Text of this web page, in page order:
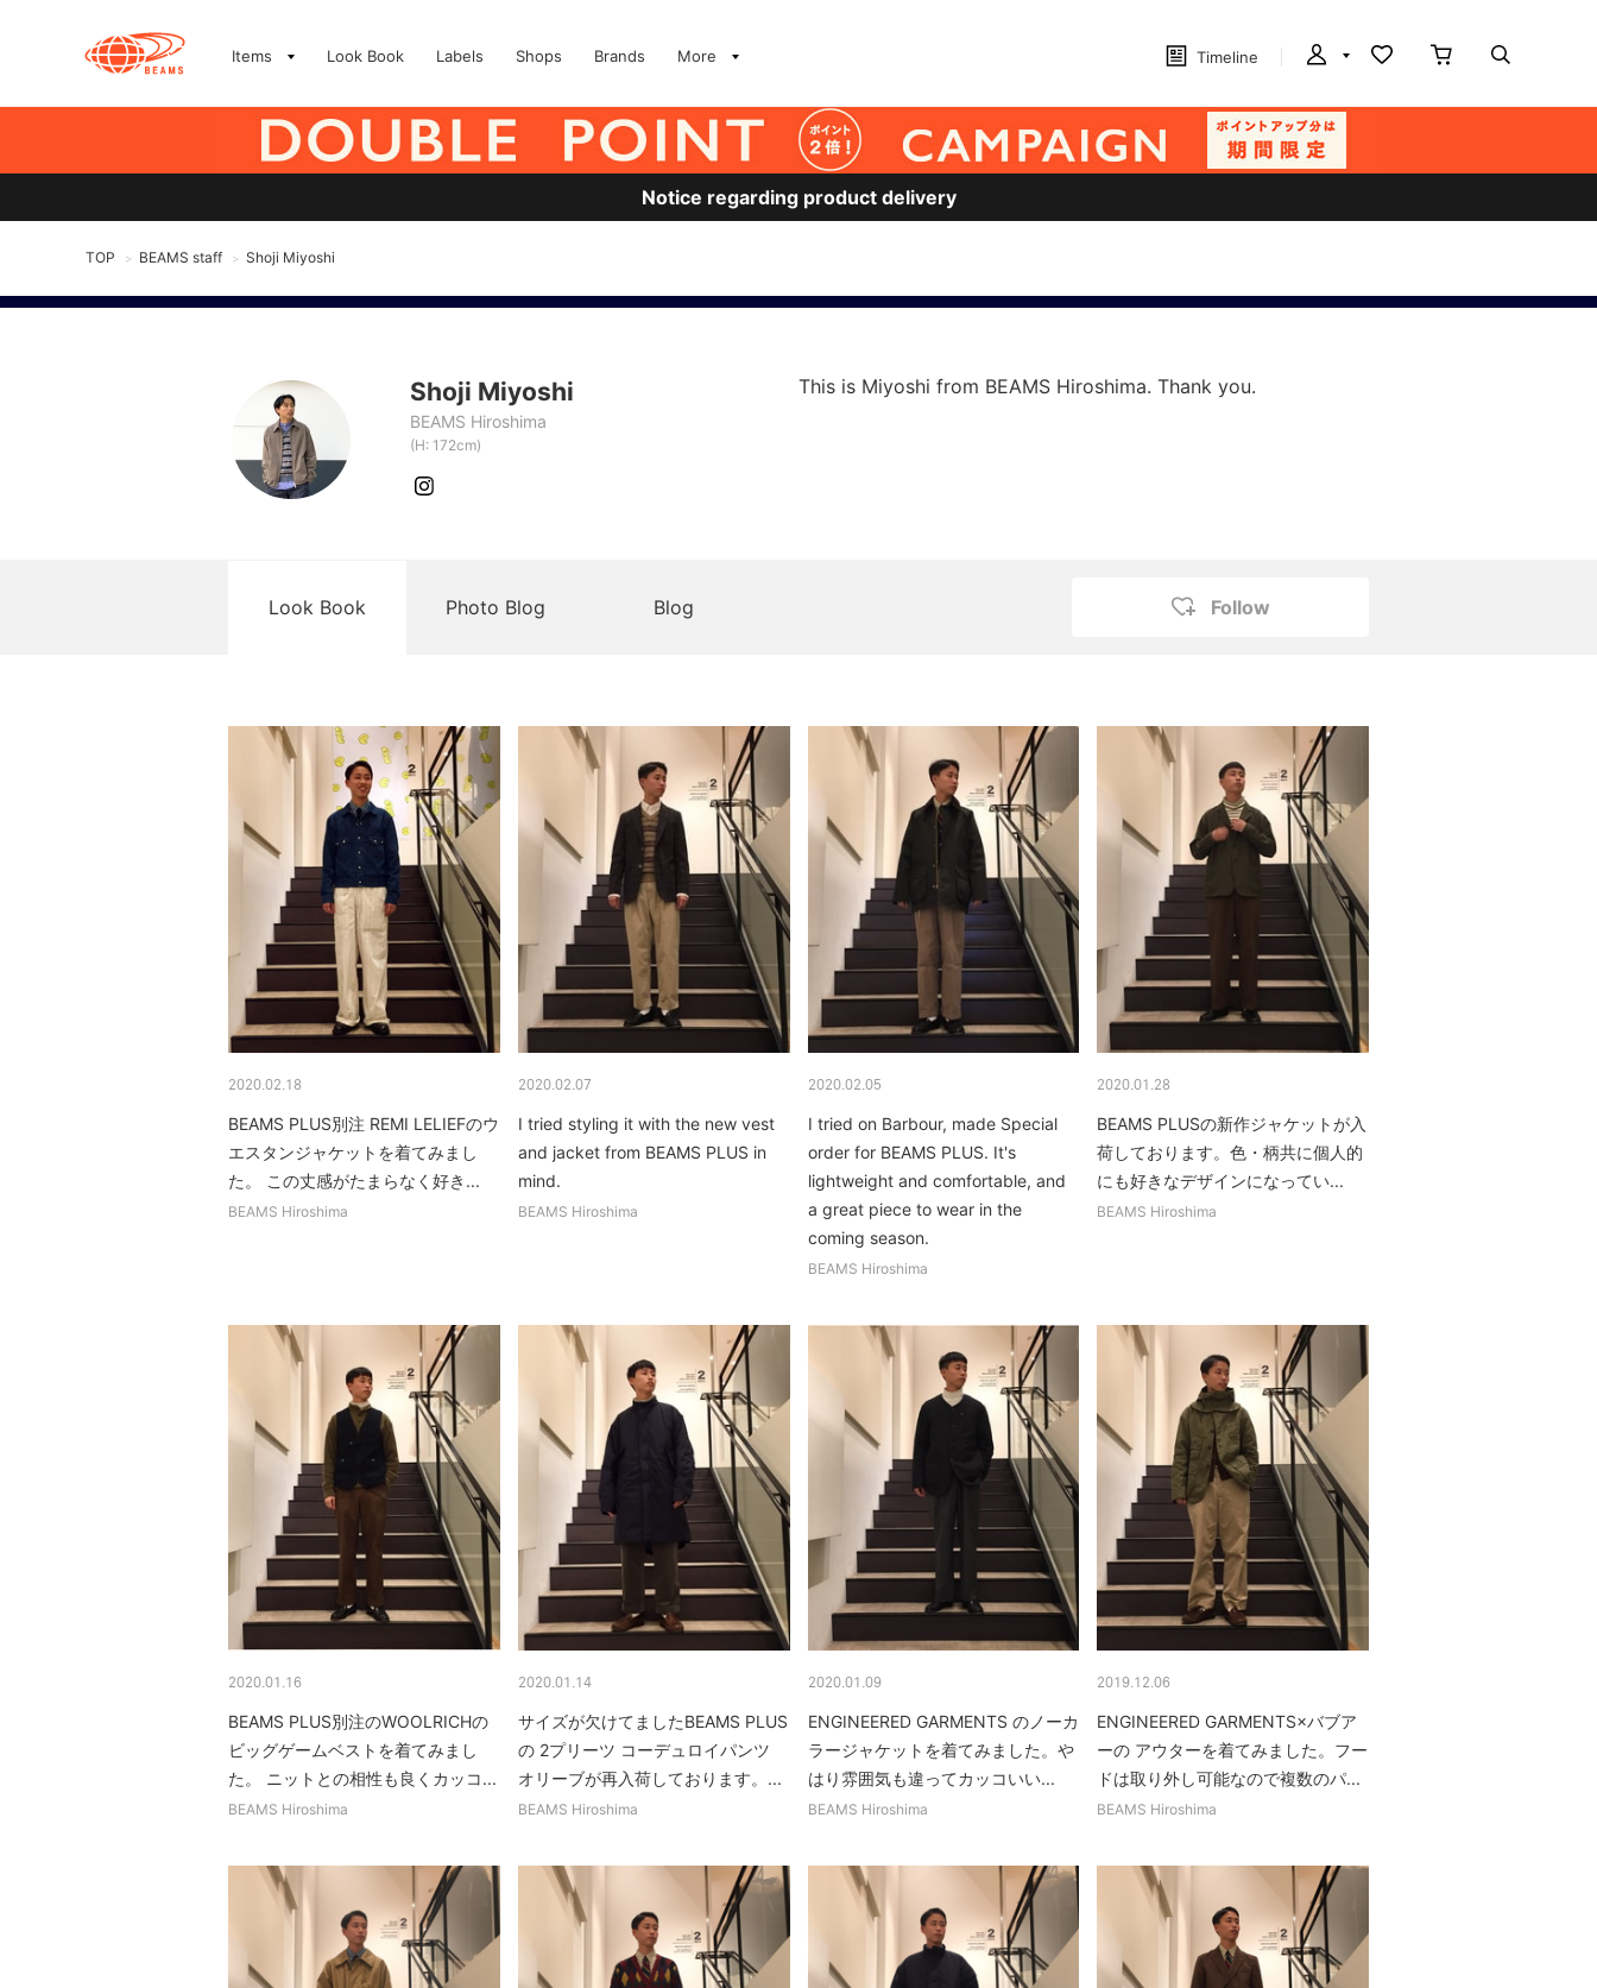
Items Look Book Labels Shops Brands More Timeline
Notice regarding product delivery
TOP > BEAMS staff > Shoji Miyoshi
Shoji Miyoshi
BEAMS Hiroshima
(H: 172cm)
This is Miyoshi from BEAMS Hiroshima. Thank you.
Look Book Photo Blog Blog Follow
2020.02.18
BEAMS PLUS別注 REMI LELIEFのウ
エスタンジャケットを着てみまし
た。 この丈感がたまらなく好き...
BEAMS Hiroshima
2020.02.07
I tried styling it with the new vest
and jacket from BEAMS PLUS in
mind.
BEAMS Hiroshima
2020.02.05
I tried on Barbour, made Special
order for BEAMS PLUS. It's
lightweight and comfortable, and
a great piece to wear in the
coming season.
BEAMS Hiroshima
2020.01.28
BEAMS PLUSの新作ジャケットが入
荷しております。色・柄共に個人的
にも好きなデザインになってい...
BEAMS Hiroshima
2020.01.16
BEAMS PLUS別注のWOOLRICHの
ビッグゲームベストを着てみまし
た。 ニットとの相性も良くカッコ...
BEAMS Hiroshima
2020.01.14
サイズが欠けてましたBEAMS PLUS
の 2プリーツ コーデュロイパンツ
オリーブが再入荷しております。...
BEAMS Hiroshima
2020.01.09
ENGINEERED GARMENTS のノーカ
ラージャケットを着てみました。や
はり雰囲気も違ってカッコいい...
BEAMS Hiroshima
2019.12.06
ENGINEERED GARMENTS×バブア
ーの アウターを着てみました。フー
ドは取り外し可能なので複数のパ...
BEAMS Hiroshima